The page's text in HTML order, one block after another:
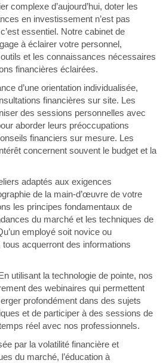
complexe d’aujourd’hui, doter les
en investissement n’est pas
essentiel. Notre cabinet de
à éclairer votre personnel,
outils et les connaissances nécessaires
financières éclairées.
d’une orientation individualisée,
financières sur site. Les
des sessions personnelles avec
aborder leurs préoccupations
financiers sur mesure. Les
concernent souvent le budget et la
adaptés aux exigences
de la main-d’œuvre de votre
les principes fondamentaux de
du marché et les techniques de
employé soit novice ou
acquerront des informations
utilisant la technologie de pointe, nos
des webinaires qui permettent
profondément dans des sujets
et de participer à des sessions de
réel avec nos professionnels.
par la volatilité financière et
du marché, l’éducation à